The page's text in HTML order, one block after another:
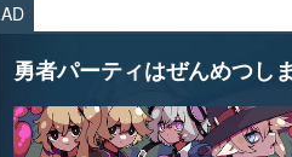
AD
勇者パーティはぜんめつし